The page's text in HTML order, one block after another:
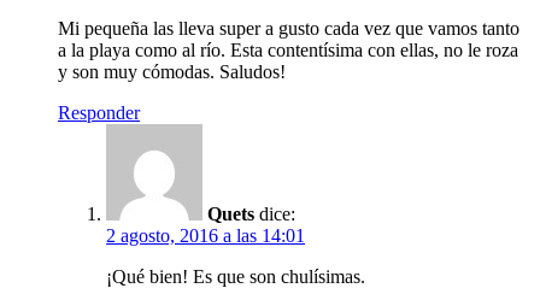
Mi pequeña las lleva super a gusto cada vez que vamos tanto
a la playa como al río. Esta contentísima con ellas, no le roza
y son muy cómodas. Saludos!
Responder
Quets dice:
2 agosto, 2016 a las 14:01
¡Qué bien! Es que son chulísimas.